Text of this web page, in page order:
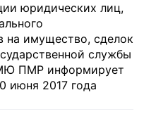
юридических лиц,
на имущество, сделок
службы
ПМР информирует
июня 2017 года